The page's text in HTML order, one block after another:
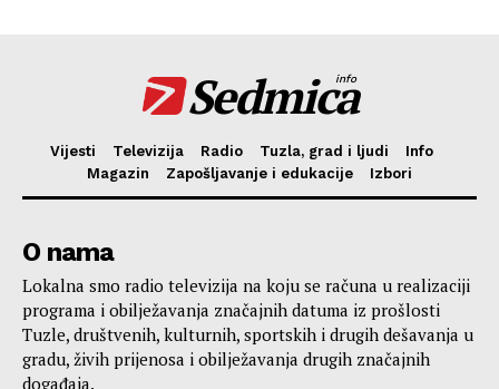
Sedmica
info
Vijesti Televizija Radio Tuzla, grad i ljudi
Info
Magazin
Zapošljavanje i edukacije Izbori
O nama
Lokalna smo radio televizija na koju se računa u realizaciji
programa i obilježavanja značajnih datuma iz prošlosti
Tuzle, društvenih, kulturnih, sportskih i drugih dešavanja u
gradu, živih prijenosa i obilježavanja drugih značajnih
događaja.